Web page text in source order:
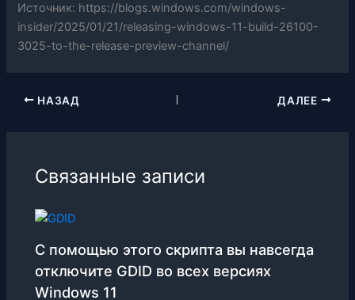
Источник: https://blogs.windows.com/windows-
insider/2025/01/21/releasing-windows-11-build-26100-
3025-to-the-release-preview-channel/
НАЗАД ДАЛЕЕ
Связанные записи
С помощью этого скрипта вы навсегда
отключите GDID во всех версиях
Windows 11